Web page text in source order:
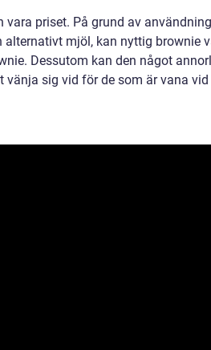
priset. På grund av
alternativt mjöl, kan nyttig brownie
Dessutom kan den något
sig vid för de som är vana vid